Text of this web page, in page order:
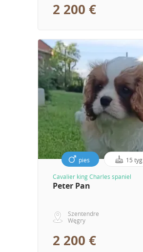
2 200 €
pies 15 tyg.
Cavalier king Charles spaniel
Peter Pan
Szentendre
Węgry
2 200 €